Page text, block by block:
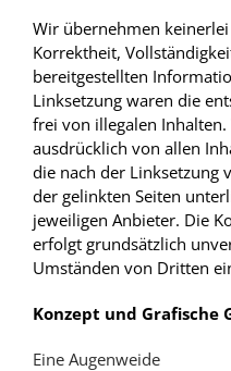
Wir übernehmen
Korrektheit,
bereitgestellten
Linksetzung waren die
frei von illegalen
ausdrücklich von allen
die nach der Linksetzung
der gelinkten Seiten
jeweiligen Anbieter. Die
erfolgt grundsätzlich
Umständen von Dritten
Konzept und Grafische
Eine Augenweide